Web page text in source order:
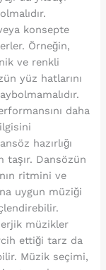
konsepte
Örneğin,
ve renkli
yüz hatlarını
daha
hazırlığı
taşır. Dansözün
ritmini ve
uygun müziği
müzikler
ettiği tarz da
Müzik seçimi,